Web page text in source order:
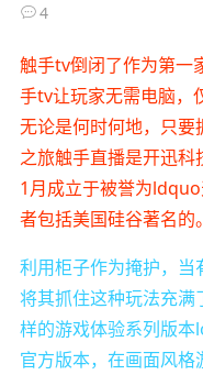
4
触手tv倒闭了作为第一
手tv让玩家无需电脑，
无论是何时何地，只
之旅触手直播是开迅
1月成立于被誉为
者包括美国硅谷著名的。
利用柜子作为掩护，
将其抓住这种玩法充满
样的游戏体验系列版
官方版本，在画面风